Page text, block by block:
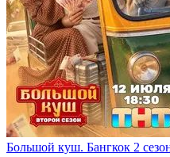
Большой куш. Бангкок 2